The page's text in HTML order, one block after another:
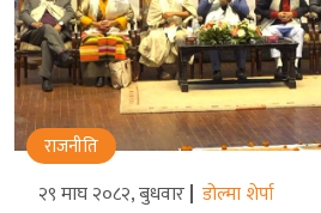
राजनीति
२९ माघ २०८२, बुधवार डोल्मा शेर्पा